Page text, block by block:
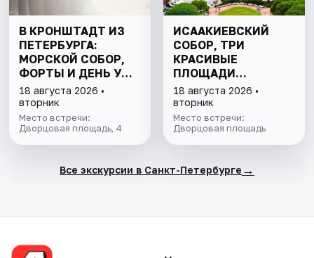
В КРОНШТАДТ ИЗ
ПЕТЕРБУРГА:
МОРСКОЙ СОБОР,
ФОРТЫ И ДЕНЬ У
ФИНСКОГО ЗАЛИВА.
ВСЁ ВКЛЮЧЕНО
18 августа 2026 •
вторник
Место встречи:
Дворцовая площадь, 4
ИСААКИЕВСКИЙ
СОБОР, ТРИ
КРАСИВЫЕ
ПЛОЩАДИ
ПЕТЕРБУРГА И
ПОДЪЁМ НА
КОЛОННАДУ В
МИНИ-ГРУППЕ
18 августа 2026 •
вторник
Место встречи:
Дворцовая площадь
Все экскурсии в Санкт-Петербурге →